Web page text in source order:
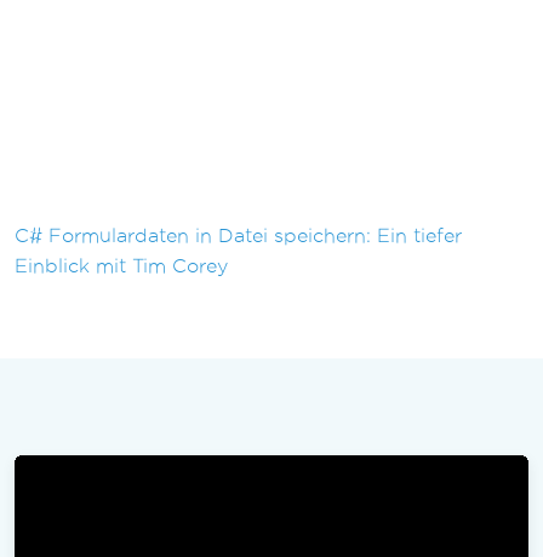
C# Formulardaten in Datei speichern: Ein tiefer
Einblick mit Tim Corey